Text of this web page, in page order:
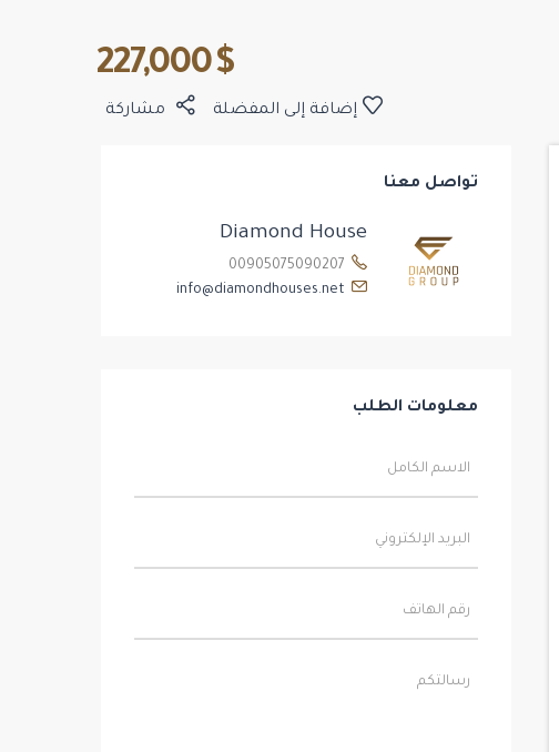
$ 227,000
مشاركة إضافة إلى المفضلة
تواصل معنا
Diamond House
info@diamondhouses.net
معلومات الطلب